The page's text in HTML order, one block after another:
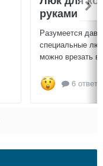
руками
Разумеется
специальные
можно врезать
6